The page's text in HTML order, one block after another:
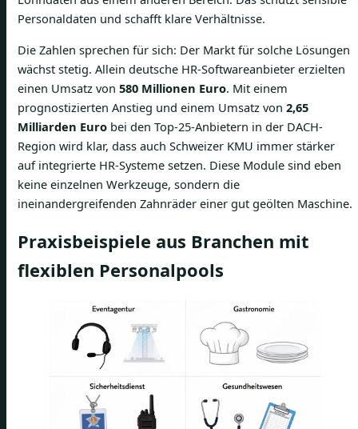
Personaldaten und schafft klare Verhältnisse.
Die Zahlen sprechen für sich: Der Markt für solche Lösungen
wächst stetig. Allein deutsche HR-Softwareanbieter erzielten
einen Umsatz von 580 Millionen Euro. Mit einem
prognostizierten Anstieg und einem Umsatz von 2,65
Milliarden Euro bei den Top-25-Anbietern in der DACH-
Region wird klar, dass auch Schweizer KMU immer stärker
auf integrierte HR-Systeme setzen. Diese Module sind eben
keine einzelnen Werkzeuge, sondern die
ineinandergreifenden Zahnräder einer gut geölten Maschine.
Praxisbeispiele aus Branchen mit
flexiblen Personalpools